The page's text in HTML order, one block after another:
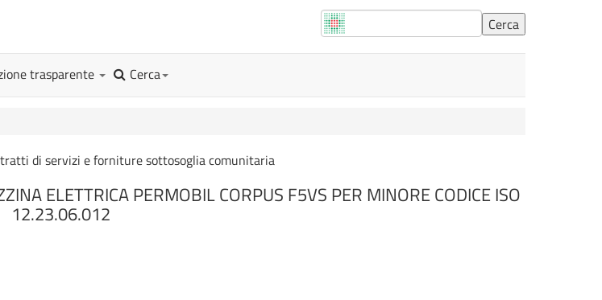
trasparente Cerca
di servizi e forniture sottosoglia comunitaria
ELETTRICA PERMOBIL CORPUS F5VS PER MINORE CODICE ISO
12.23.06.012